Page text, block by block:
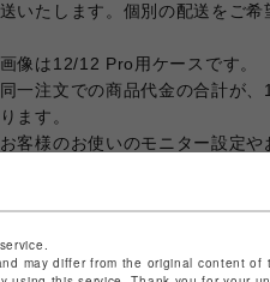
いたします。個別の配送をご希
像は12/12 Pro用ケースです。
一注文での商品代金の合計が
ます。
客様のお使いのモニター設定
アする
may differ from the original content of